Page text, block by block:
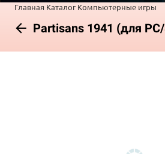
Главная Каталог Компьютерные игры
Partisans 1941 (для